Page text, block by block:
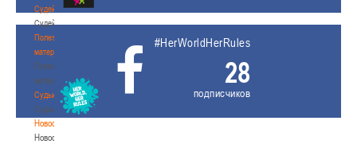
Судейство
Судейство
Полезные
материалы
Полезные
материалы
Судьи
Судьи
Новости
Новости
#HerWorldHerRules
28
подписчиков